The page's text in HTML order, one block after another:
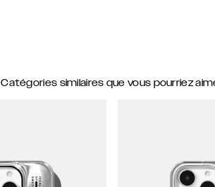
Catégories similaires que vous pourriez